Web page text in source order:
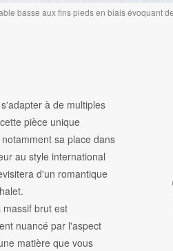
basse aux fins pieds en biais évoquant
à de multiples
pièce unique
sa place dans
au style international
d'un romantique
massif brut est
nuancé par l'aspect
matière que vous